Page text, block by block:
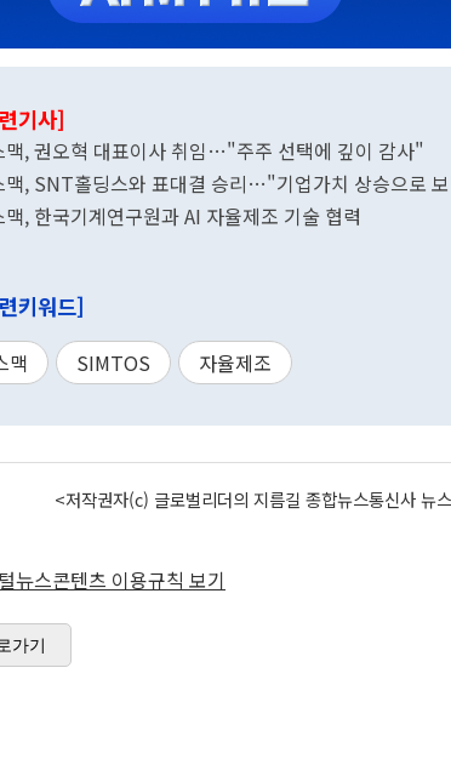
기사]
맥, 권오혁 대표이사 취임…"주주 선택에 깊이 감사"
맥, SNT홀딩스와 표대결 승리…"기업가치 상승으로
맥, 한국기계연구원과 AI 자율제조 기술 협력
키워드]
맥 SIMTOS 자율제조
<저작권자(c) 글로벌리더의 지름길 종합뉴스통신사
뉴스콘텐츠 이용규칙 보기
가기